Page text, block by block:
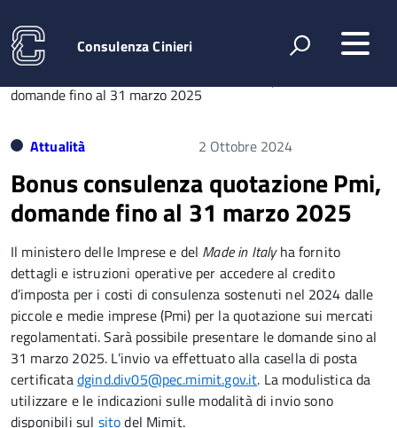
Consulenza Cinieri
domande fino al 31 marzo 2025
Attualità 2 Ottobre 2024
Bonus consulenza quotazione Pmi,
domande fino al 31 marzo 2025
Il ministero delle Imprese e del Made in Italyha fornito
dettagli e istruzioni operative per accedere al credito
d’imposta per i costi di consulenza sostenuti nel 2024 dalle
piccole e medie imprese (Pmi) per la quotazione sui mercati
regolamentati. Sarà possibile presentare le domande sino al
31 marzo 2025. L’invio va effettuato alla casella di posta
certificatadgind.div05@pec.mimit.gov.it. La modulistica da
utilizzare e le indicazioni sulle modalità di invio sono
disponibili sul sitodel Mimit.